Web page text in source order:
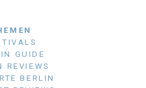
GUIDE
REVIEWS
BERLIN